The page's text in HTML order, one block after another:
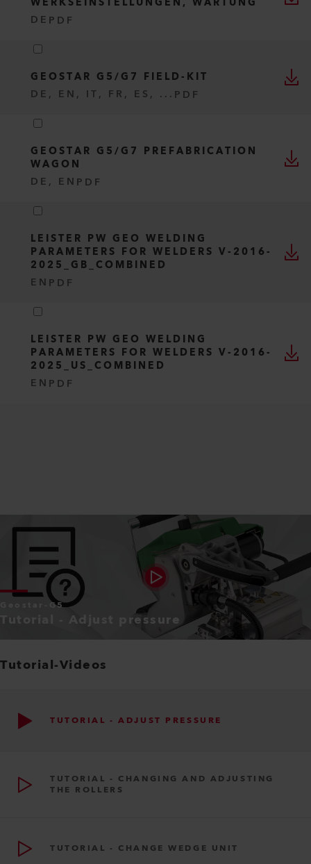
DE PDF
GEOSTAR G5/G7 FIELD-KIT
DE, EN, IT, FR, ES, ... PDF
GEOSTAR G5/G7 PREFABRICATION
WAGON
DE, EN PDF
LEISTER PW GEO WELDING
PARAMETERS FOR WELDERS V-2016-
2025_GB_COMBINED
EN PDF
LEISTER PW GEO WELDING
PARAMETERS FOR WELDERS V-2016-
2025_US_COMBINED
EN PDF
Geostar-G5
Tutorial - Adjust pressure
Tutorial-Videos
TUTORIAL - ADJUST PRESSURE
TUTORIAL - CHANGING AND ADJUSTING
THE ROLLERS
TUTORIAL - CHANGE WEDGE UNIT